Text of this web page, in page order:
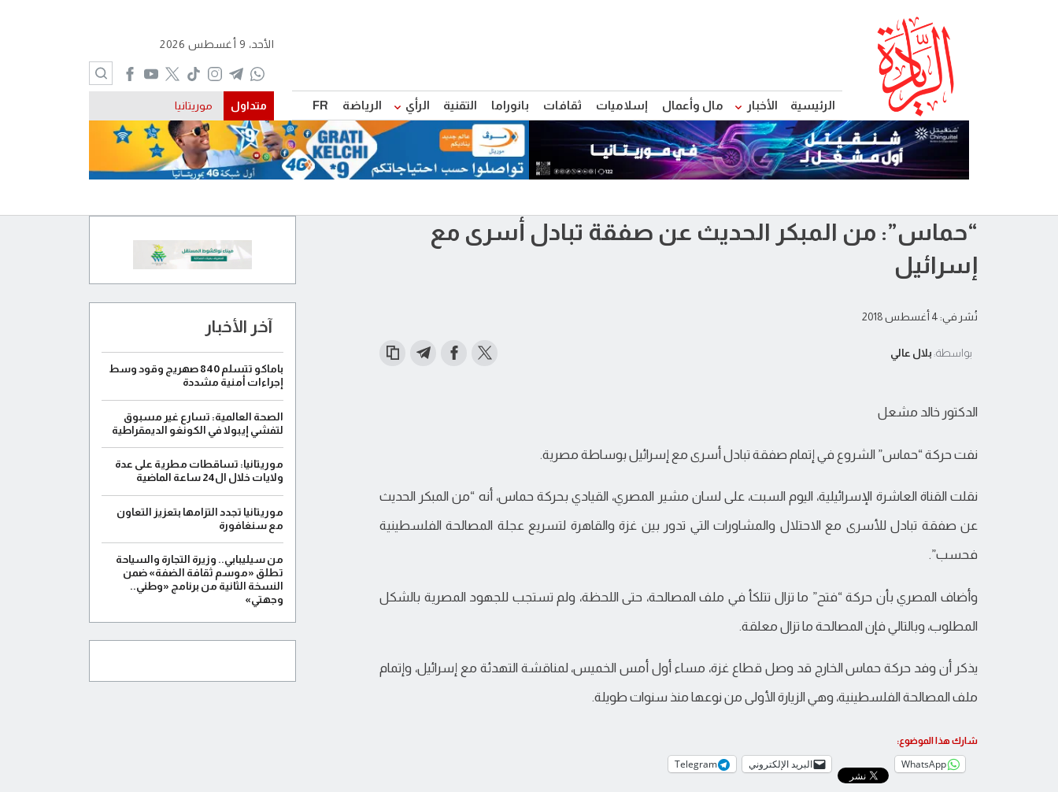
الرئيسية الأخبار مال وأعمال إسلاميات ثقافات بانوراما التقنية الرأي الرياضة FR
الأحد، 9 أغسطس 2026
متداول موريتانيا
“حماس”: من المبكر الحديث عن صفقة تبادل أسرى مع
إسرائيل
نُشر في: 4 أغسطس 2018
بواسطة: بلال عالي
الدكتور خالد مشعل
نفت حركة “حماس” الشروع في إتمام صفقة تبادل أسرى مع إسرائيل بوساطة مصرية.
نقلت القناة العاشرة الإسرائيلية، اليوم السبت، على لسان مشير المصري، القيادي بحركة حماس، أنه “من المبكر الحديث
عن صفقة تبادل للأسرى مع الاحتلال والمشاورات التي تدور بين غزة والقاهرة لتسريع عجلة المصالحة الفلسطينية
فحسب”.
وأضاف المصري بأن حركة “فتح” ما تزال تتلكأ في ملف المصالحة، حتى اللحظة، ولم تستجب للجهود المصرية بالشكل
المطلوب، وبالتالي فإن المصالحة ما تزال معلقة.
يذكر أن وفد حركة حماس الخارج قد وصل قطاع غزة، مساء أول أمس الخميس، لمناقشة التهدئة مع إسرائيل، وإتمام
ملف المصالحة الفلسطينية، وهي الزيارة الأولى من نوعها منذ سنوات طويلة.
شارك هذا الموضوع:
WhatsApp البريد الإلكتروني Telegram
آخر الأخبار
باماكو تتسلم 840 صهريج وقود وسط
إجراءات أمنية مشددة
الصحة العالمية: تسارع غير مسبوق
لتفشي إيبولا في الكونغو الديمقراطية
موريتانيا: تساقطات مطرية على عدة
ولايات خلال ال24 ساعة الماضية
موريتانيا تجدد التزامها بتعزيز التعاون
مع سنغافورة
من سيليبابي.. وزيرة التجارة والسياحة
تطلق «موسم ثقافة الضفة» ضمن
النسخة الثانية من برنامج «وطني..
وجهتي»